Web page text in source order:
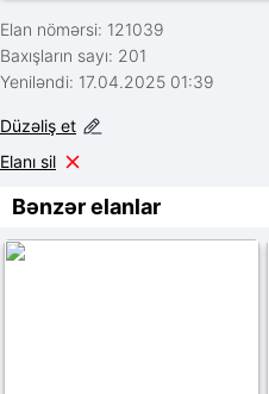
Elan nömərsi: 121039
Baxışların sayı: 201
Yeniləndi: 17.04.2025 01:39
Düzəliş et
Elanı sil
Bənzər elanlar